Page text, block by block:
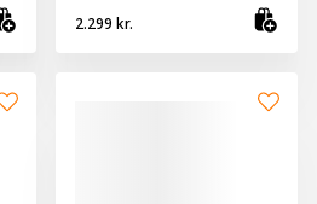
Bæta við körfu
2.299 kr.